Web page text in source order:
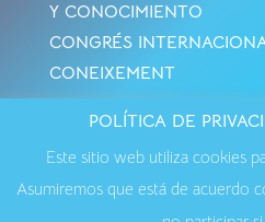
Y CONOCIMIENTO
CONGRÉS
CONEIXEMENT
Privacidad·Contactar
POLÍTICA DE
Este sitio web utiliza cookies
Asumiremos que está de acuerdo